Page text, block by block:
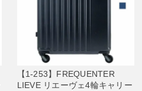
【1-253】FREQUENTER
LIEVE リエーヴェ4輪キャリー